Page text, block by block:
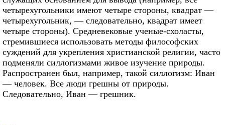
четырехугольники имеют четыре стороны, квадрат —
четырехугольник, — следовательно, квадрат имеет
четыре стороны). Средневековые ученые-схоласты,
стремившиеся использовать методы философских
суждений для укрепления христианской религии, часто
подменяли силлогизмами живое изучение природы.
Распространен был, например, такой силлогизм: Иван
— человек. Все люди грешны от природы.
Следовательно, Иван — грешник.